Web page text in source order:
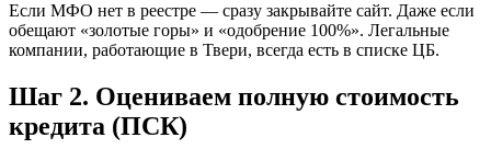
Если МФО нет в реестре — сразу закрывайте сайт. Даже если
обещают «золотые горы» и «одобрение 100%». Легальные
компании, работающие в Твери, всегда есть в списке ЦБ.
Шаг 2. Оцениваем полную стоимость
кредита (ПСК)